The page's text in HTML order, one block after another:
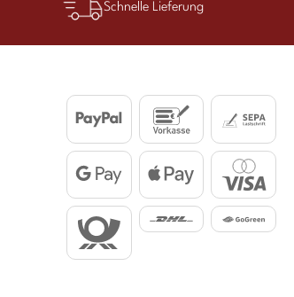
Schnelle Lieferung